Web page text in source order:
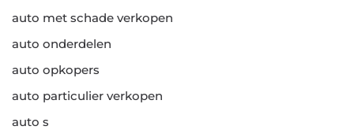
auto met schade verkopen
auto onderdelen
auto opkopers
auto particulier verkopen
auto s